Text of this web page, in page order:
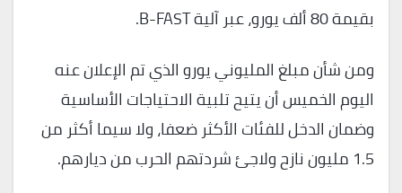
بقيمة 80 ألف يورو، عبر آلية B-FAST.
ومن شأن مبلغ المليوني يورو الذي تم الإعلان عنه
اليوم الخميس أن يتيح تلبية الاحتياجات الأساسية
وضمان الدخل للفئات الأكثر ضعفا، ولا سيما أكثر من
1.5 مليون نازح ولاجئ شردتهم الحرب من ديارهم. ​